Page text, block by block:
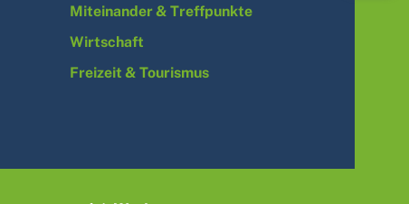
Miteinander & Treffpunkte
Wirtschaft
Freizeit & Tourismus